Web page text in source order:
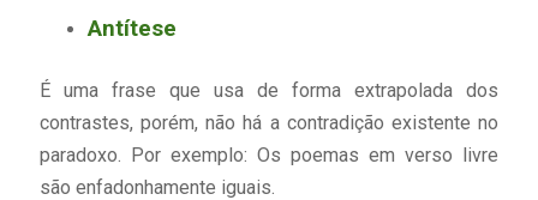
Antítese
É uma frase que usa de forma extrapolada dos
contrastes, porém, não há a contradição existente no
paradoxo. Por exemplo: Os poemas em verso livre
são enfadonhamente iguais.